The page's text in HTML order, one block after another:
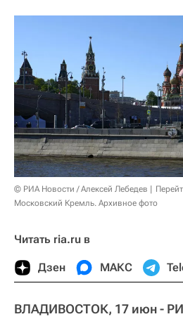
© РИА Новости / Алексей Лебедев
Московский Кремль. Архивное фото
Читать ria.ru в
Дзен МАКС
ВЛАДИВОСТОК, 17 июн -